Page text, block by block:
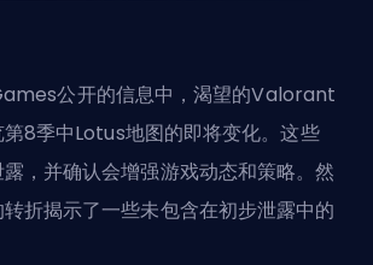
公开的信息中，渴望的Valorant
8季中Lotus地图的即将变化。这些
，并确认会增强游戏动态和策略。然
折揭示了一些未包含在初步泄露中的